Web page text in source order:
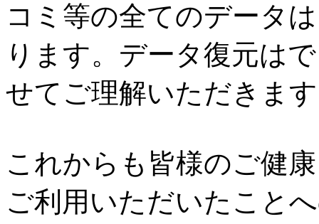
コミ等の全てのデータ
ります。データ復元は
せてご理解いただきま
これからも皆様のご健
ご利用いただいたこと